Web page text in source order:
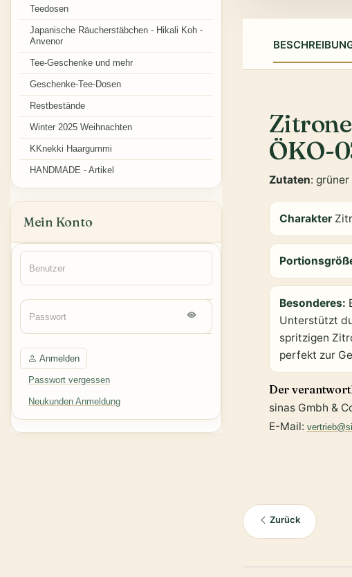
ÖKO-
Zutaten:
Charakter
Besonderes:
Unterstützt
spritzigen
perfekt zur
Der
sinas Gmbh &
E-Mail:
Zurück
Teedosen
Japanische Räucherstäbchen - Hikali Koh -
Anvenor
Tee-Geschenke und mehr
Geschenke-Tee-Dosen
Restbestände
Winter 2025 Weihnachten
KKnekki Haargummi
HANDMADE - Artikel
Mein Konto
Anmelden
Passwort vergessen
Neukunden Anmeldung